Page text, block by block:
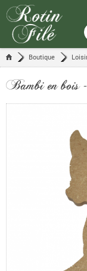
Boutique
Bambi en bois